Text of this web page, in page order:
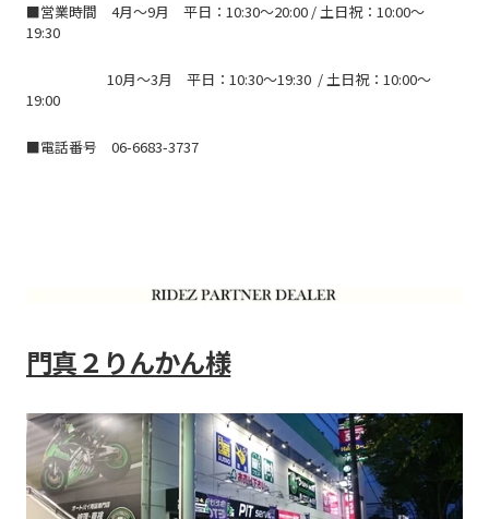
■営業時間 4月〜9月 平日：10:30～20:00 / 土日祝：10:00～
19:30
10月〜3月 平日：10:30～19:30 / 土日祝：10:00～
19:00
■電話番号 06-6683-3737
門真２りんかん様